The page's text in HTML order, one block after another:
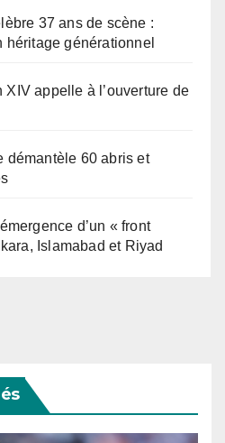
37 ans de scène :
héritage générationnel
appelle à l’ouverture de
démantèle 60 abris et
d’un « front
Islamabad et Riyad